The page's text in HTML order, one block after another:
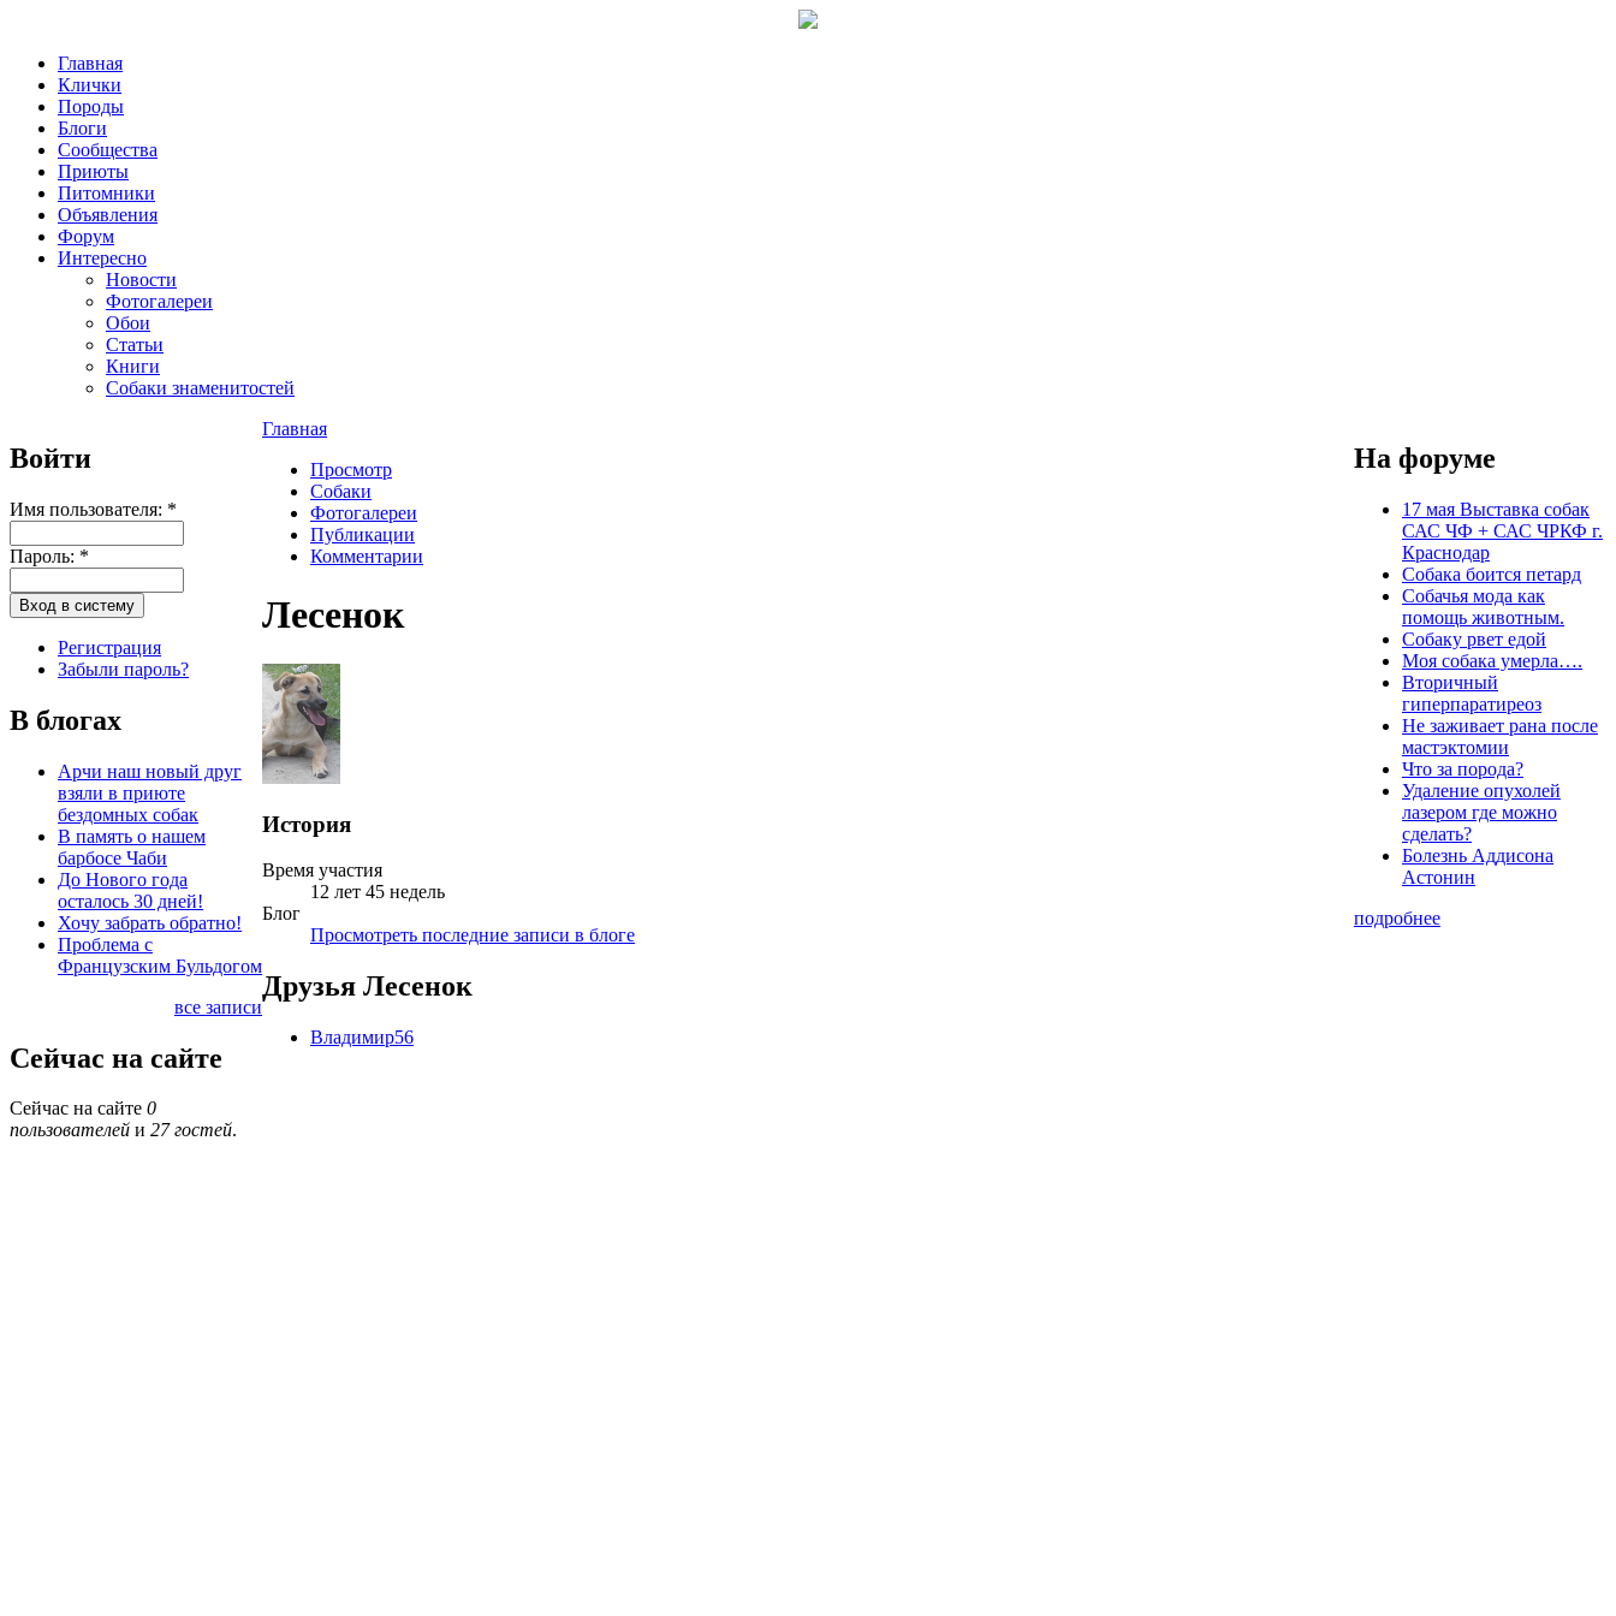
Главная
Клички
Породы
Блоги
Сообщества
Приюты
Питомники
Объявления
Форум
Интересно
Новости
Фотогалереи
Обои
Статьи
Книги
Собаки знаменитостей
Войти
Имя пользователя: *
Пароль: *
Регистрация
Забыли пароль?
В блогах
Арчи наш новый друг
взяли в приюте
бездомных собак
В память о нашем
барбосе Чаби
До Нового года
осталось 30 дней!
Хочу забрать обратно!
Проблема с
Французским Бульдогом
все записи
Сейчас на сайте
Сейчас на сайте 0
пользователей и 27 гостей.
Главная
Просмотр
Собаки
Фотогалереи
Публикации
Комментарии
Лесенок
История
Время участия
12 лет 45 недель
Блог
Просмотреть последние записи в блоге
Друзья Лесенок
Владимир56
На форуме
17 мая Выставка собак
САС ЧФ + САС ЧРКФ г.
Краснодар
Собака боится петард
Собачья мода как
помощь животным.
Собаку рвет едой
Моя собака умерла….
Вторичный
гиперпаратиреоз
Не заживает рана после
мастэктомии
Что за порода?
Удаление опухолей
лазером где можно
сделать?
Болезнь Аддисона
Астонин
подробнее